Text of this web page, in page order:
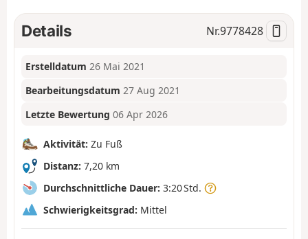
Details Nr.9778428
Erstelldatum 26 Mai 2021
Bearbeitungsdatum 27 Aug 2021
Letzte Bewertung 06 Apr 2026
Aktivität: Zu Fuß
Distanz: 7,20 km
Durchschnittliche Dauer: 3:20 Std.
Schwierigkeitsgrad: Mittel